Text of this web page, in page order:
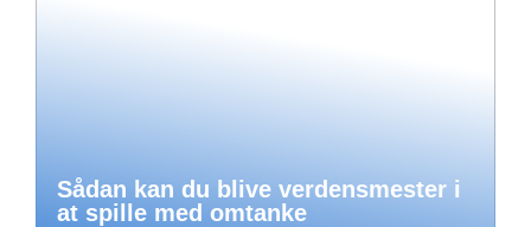
Sådan kan du blive verdensmester i
at spille med omtanke